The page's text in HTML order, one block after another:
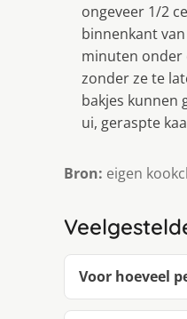
ongeveer 1/2
binnenkant
minuten onder
zonder ze te
bakjes kunnen
ui, geraspte
Bron: eigen
Voor hoeveel